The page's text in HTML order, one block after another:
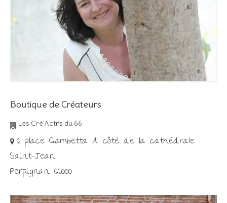
Boutique de Créateurs
Les Cré'Actifs du 66
6 place Gambetta A côté de la cathédrale
Saint-Jean
Perpignan 66000